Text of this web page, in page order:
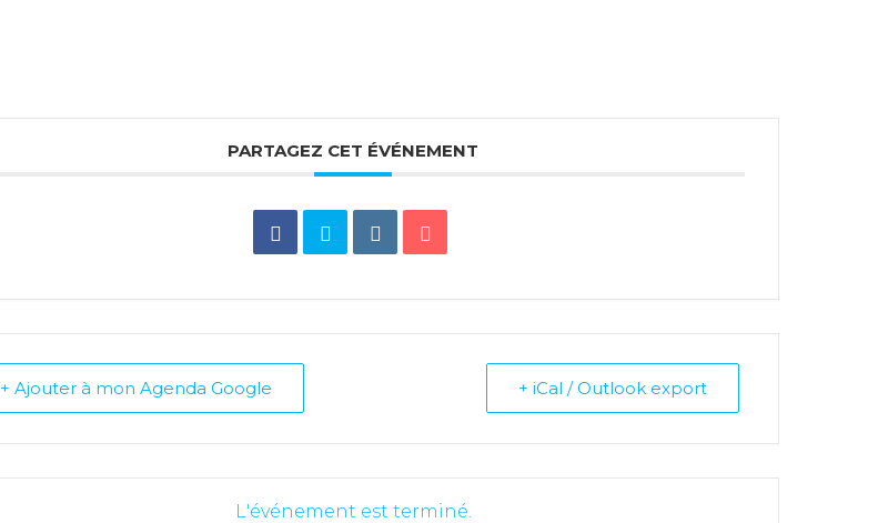
PARTAGEZ CET ÉVÉNEMENT
+ Ajouter à mon Agenda Google + iCal / Outlook export
L'événement est terminé.